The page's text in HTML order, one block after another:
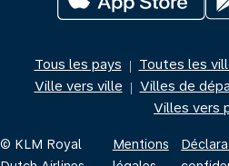
Tous les pays | Toutes les
Ville vers ville | Villes de
Villes vers
© KLM Royal
Mentions